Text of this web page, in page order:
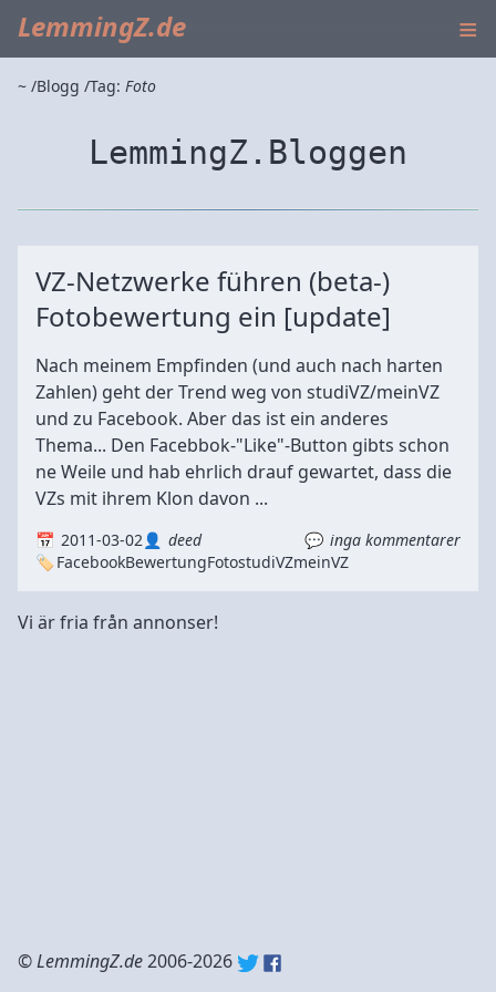
LemmingZ.de ≡
~ Blogg Tag: Foto
LemmingZ.Bloggen
VZ-Netzwerke führen (beta-)
Fotobewertung ein [update]
Nach meinem Empfinden (und auch nach harten
Zahlen) geht der Trend weg von studiVZ/meinVZ
und zu Facebook. Aber das ist ein anderes
Thema... Den Facebbok-"Like"-Button gibts schon
ne Weile und hab ehrlich drauf gewartet, dass die
VZs mit ihrem Klon davon ...
2011-03-02 deed
inga kommentarer
FacebookBewertungFotostudiVZmeinVZ
Vi är fria från annonser!
©LemmingZ.de2006-2026